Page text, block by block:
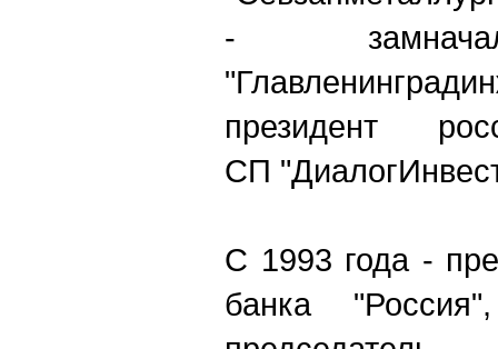
-
президент
СП
С 1993 года -
банка